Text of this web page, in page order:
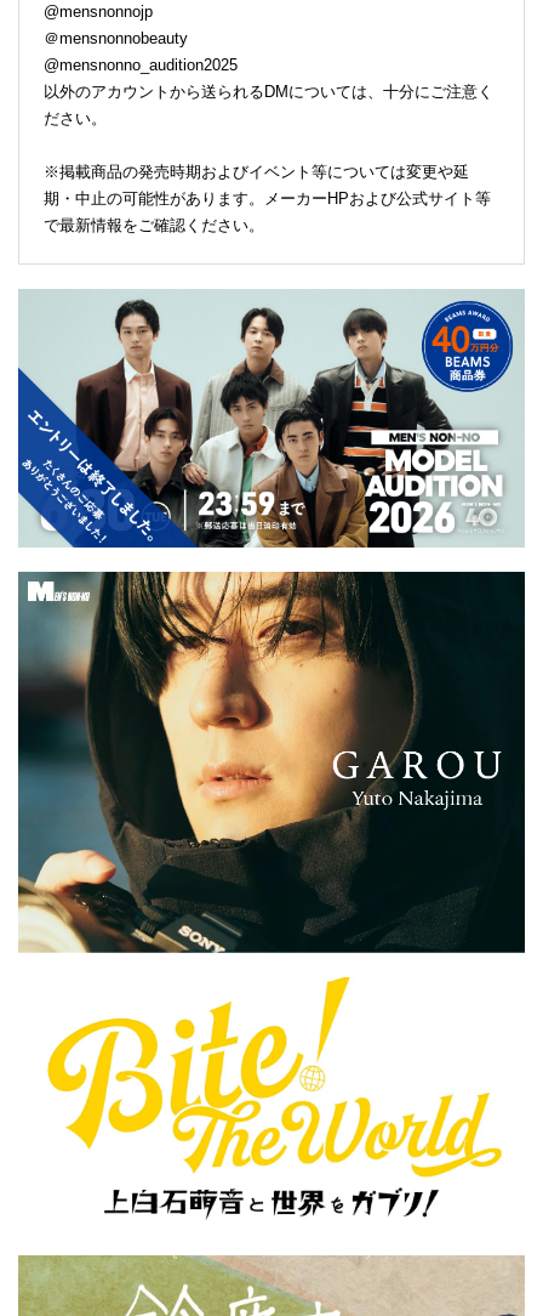
@mensnonnojp
＠mensnonnobeauty
@mensnonno_audition2025
以外のアカウントから送られるDMについては、十分にご注意く
ださい。
※掲載商品の発売時期およびイベント等については変更や延
期・中止の可能性があります。メーカーHPおよび公式サイト等
で最新情報をご確認ください。